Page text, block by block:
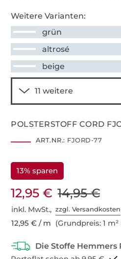
Weitere Varianten:
grün
altrosé
beige
POLSTERSTOFF CORD
ART.NR.: FJORD-77
13% sparen
12,95 € 14,95 €
inkl. MwSt.,zzgl. Versandkosten
12,95 € / m (Grundpreis: 1 m²